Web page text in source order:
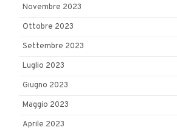
Novembre 2023
Ottobre 2023
Settembre 2023
Luglio 2023
Giugno 2023
Maggio 2023
Aprile 2023